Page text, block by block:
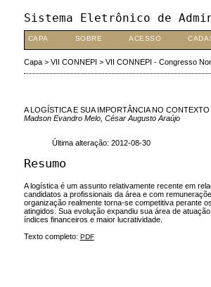
Sistema Eletrônico de
CAPA SOBRE ACESSO
Capa> VII CONNEPI > VII CONNEPI - Congresso
A LOGÍSTICA E SUA IMPORTÂNCIA NO
Madson Evandro Melo, César Augusto Araújo
Última alteração: 2012-08-30
Resumo
A logística é um assunto relativamente recente em
candidatos a profissionais da área e com
organização realmente torna-se competitiva perante
atingidos. Sua evolução expandiu sua área de
índices financeiros e maior lucratividade.
Texto completo: PDF